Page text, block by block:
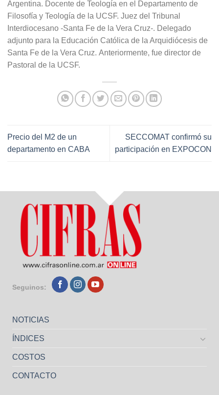
Argentina. Docente de Teología en el Departamento de
Filosofía y Teología de la UCSF. Juez del Tribunal
Interdiocesano -Santa Fe de la Vera Cruz-. Delegado
adjunto para la Educación Católica de la Arquidiócesis de
Santa Fe de la Vera Cruz. Anteriormente, fue director de
Pastoral de la UCSF.
Precio del M2 de un
departamento en CABA
SECCOMAT confirmó su
participación en EXPOCON
Seguinos:
NOTICIAS
ÍNDICES
COSTOS
CONTACTO